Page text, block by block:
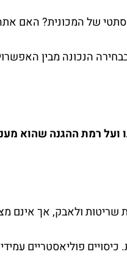
של המכונית? האם
הנכונה מבין
ועל רמת ההגנה שהוא
שריטות ולאבק, אך אינם
פוליאסטריים